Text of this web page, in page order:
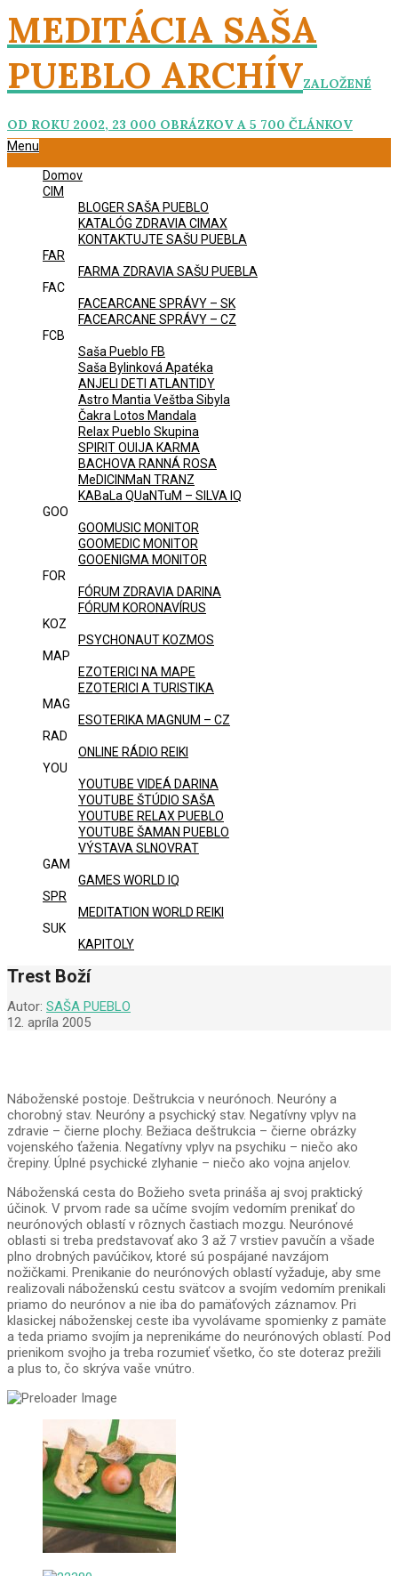
Skip
to
content
MEDITÁCIA SAŠA
PUEBLO ARCHÍVZALOŽENÉ
OD ROKU 2002, 23 000 OBRÁZKOV A 5 700 ČLÁNKOV
Primary
Menu
Domov
CIM
BLOGER SAŠA PUEBLO
KATALÓG ZDRAVIA CIMAX
KONTAKTUJTE SAŠU PUEBLA
FAR
FARMA ZDRAVIA SAŠU PUEBLA
FAC
FACEARCANE SPRÁVY – SK
FACEARCANE SPRÁVY – CZ
FCB
Saša Pueblo FB
Saša Bylinková Apatéka
ANJELI DETI ATLANTIDY
Astro Mantia Veštba Sibyla
Čakra Lotos Mandala
Relax Pueblo Skupina
SPIRIT OUIJA KARMA
BACHOVA RANNÁ ROSA
MeDICINMaN TRANZ
KABaLa QUaNTuM – SILVA IQ
GOO
GOOMUSIC MONITOR
GOOMEDIC MONITOR
GOOENIGMA MONITOR
FOR
FÓRUM ZDRAVIA DARINA
FÓRUM KORONAVÍRUS
KOZ
PSYCHONAUT KOZMOS
MAP
EZOTERICI NA MAPE
EZOTERICI A TURISTIKA
MAG
ESOTERIKA MAGNUM – CZ
RAD
ONLINE RÁDIO REIKI
YOU
YOUTUBE VIDEÁ DARINA
YOUTUBE ŠTÚDIO SAŠA
YOUTUBE RELAX PUEBLO
YOUTUBE ŠAMAN PUEBLO
VÝSTAVA SLNOVRAT
GAM
GAMES WORLD IQ
SPR
MEDITATION WORLD REIKI
SUK
KAPITOLY
Trest Boží
Autor: SAŠA PUEBLO
12. apríla 2005
Náboženské postoje. Deštrukcia v neurónoch. Neuróny a
chorobný stav. Neuróny a psychický stav. Negatívny vplyv na
zdravie – čierne plochy. Bežiaca deštrukcia – čierne obrázky
vojenského ťaženia. Negatívny vplyv na psychiku – niečo ako
črepiny. Úplné psychické zlyhanie – niečo ako vojna anjelov.
Náboženská cesta do Božieho sveta prináša aj svoj praktický
účinok. V prvom rade sa učíme svojím vedomím prenikať do
neurónových oblastí v rôznych častiach mozgu. Neurónové
oblasti si treba predstavovať ako 3 až 7 vrstiev pavučín a všade
plno drobných pavúčikov, ktoré sú pospájané navzájom
nožičkami. Prenikanie do neurónových oblastí vyžaduje, aby sme
realizovali náboženskú cestu svätcov a svojím vedomím prenikali
priamo do neurónov a nie iba do pamäťových záznamov. Pri
klasickej náboženskej ceste iba vyvolávame spomienky z pamäte
a teda priamo svojím ja neprenikáme do neurónových oblastí. Pod
prienikom svojho ja treba rozumieť všetko, čo ste doteraz prežili
a plus to, čo skrýva vaše vnútro.